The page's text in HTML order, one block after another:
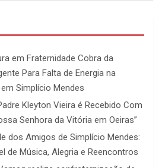
em Fraternidade Cobra da
Para Falta de Energia na
Simplício Mendes
Kleyton Vieira é Recebido Com
Senhora da Vitória em Oeiras”
dos Amigos de Simplício Mendes:
de Música, Alegria e Reencontros